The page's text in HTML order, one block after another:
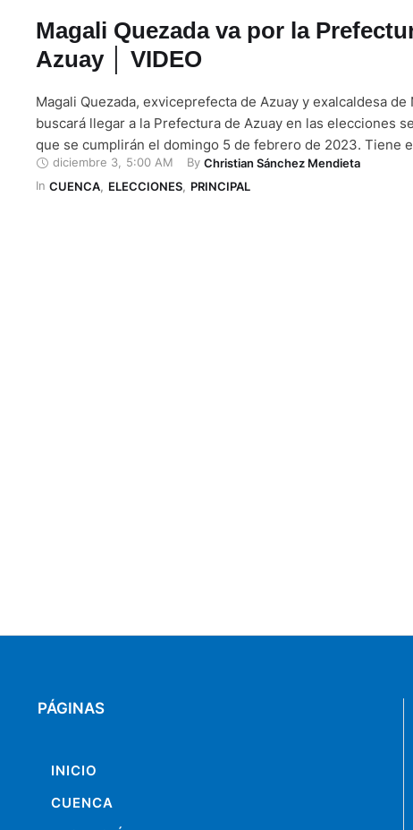
Magali Quezada va por la
Azuay │ VIDEO
Magali Quezada, exviceprefecta de Azuay y exalcaldesa de
buscará llegar a la Prefectura de Azuay en las elecciones
que se cumplirán el domingo 5 de febrero de 2023. Tiene
de una alianza denominada Contigo Avanza Cuenca y el
integrada por el partido Avanza (Lista 8) y el movimiento
diciembre 3 5:00 AM By Christian Sánchez Mendieta
In CUENCA, ELECCIONES, PRINCIPAL
PÁGINAS
INICIO
CUENCA